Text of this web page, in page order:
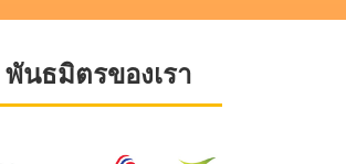
พันธมิตรของเรา